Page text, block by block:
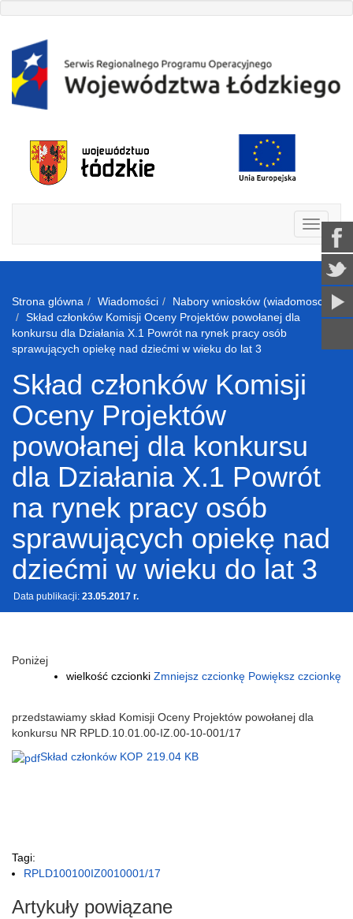
Strona glówna Wiadomości
Nabory wniosków (wiadomosci)
Skład członków Komisji Oceny Projektów powołanej dla
konkursu dla Działania X.1 Powrót na rynek pracy osób
sprawujących opiekę nad dziećmi w wieku do lat 3
Skład członków Komisji
Oceny Projektów
powołanej dla konkursu
dla Działania X.1 Powrót
na rynek pracy osób
sprawujących opiekę nad
dziećmi w wieku do lat 3
Data publikacji: 23.05.2017 r.
wielkość czcionki Zmniejsz czcionkę Powiększ czcionkę
Poniżej
przedstawiamy skład Komisji Oceny Projektów powołanej dla
konkursu NR RPLD.10.01.00-IZ.00-10-001/17
Skład członków KOP 219.04 KB
Tagi:
RPLD100100IZ0010001/17
Artykuły powiązane